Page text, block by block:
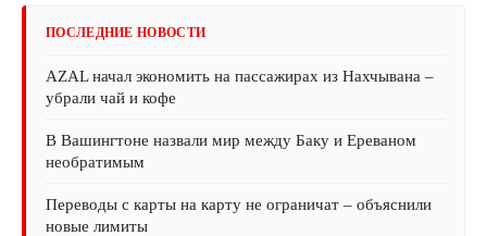
ПОСЛЕДНИЕ НОВОСТИ
AZAL начал экономить на пассажирах из Нахчывана –
убрали чай и кофе
В Вашингтоне назвали мир между Баку и Ереваном
необратимым
Переводы с карты на карту не ограничат – объяснили
новые лимиты